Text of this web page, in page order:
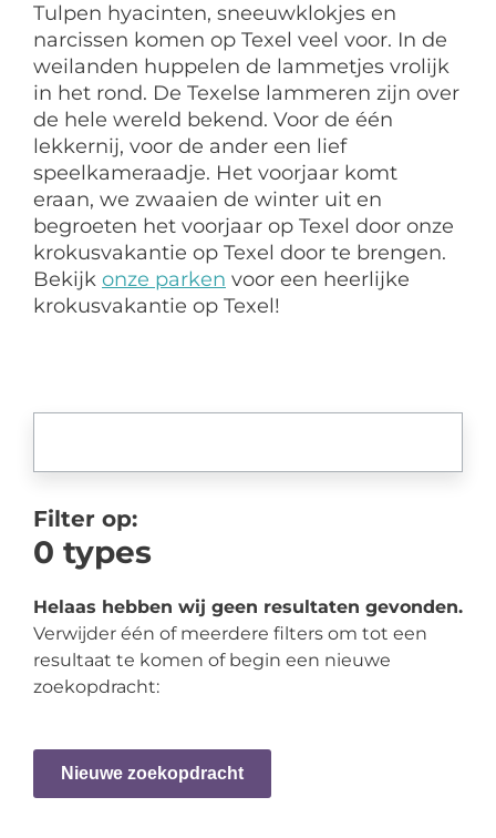
Tulpen hyacinten, sneeuwklokjes en
narcissen komen op Texel veel voor. In de
weilanden huppelen de lammetjes vrolijk
in het rond. De Texelse lammeren zijn over
de hele wereld bekend. Voor de één
lekkernij, voor de ander een lief
speelkameraadje. Het voorjaar komt
eraan, we zwaaien de winter uit en
begroeten het voorjaar op Texel door onze
krokusvakantie op Texel door te brengen.
Bekijk onze parken voor een heerlijke
krokusvakantie op Texel!
Filter op:
0 types
Helaas hebben wij geen resultaten gevonden.
Verwijder één of meerdere filters om tot een
resultaat te komen of begin een nieuwe
zoekopdracht:
Nieuwe zoekopdracht